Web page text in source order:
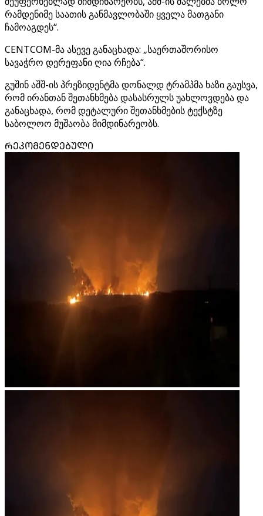
რამდენიმე საათის განმავლობაში ყველა მათგანი
ჩამოაგდეს“.
CENTCOM-მა ასევე განაცხადა: „საერთაშორისო
სავაჭრო დერეფანი ღია რჩება“.
გუშინ აშშ-ის პრეზიდენტმა დონალდ ტრამპმა ხაზი გაუსვა,
რომ ირანთან შეთანხმება დასასრულს უახლოვდება და
განაცხადა, რომ დეტალური შეთანხმების ტექსტზე
საბოლოო მუშაობა მიმდინარეობს.
ᲠᲔᲙᲝᲛᲔᲜᲓᲔᲑᲣᲚᲘ